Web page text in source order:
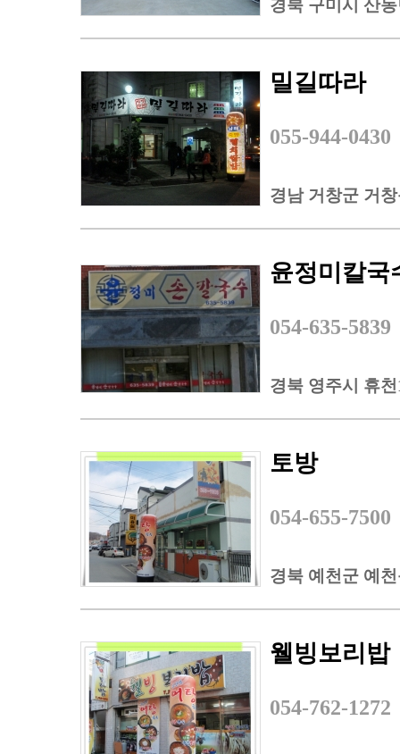
경북 구미시 산
밀길따라
055-944-0430
경남 거창군 거
윤정미칼국
054-635-5839
경북 영주시 휴
토방
054-655-7500
경북 예천군 예
웰빙보리밥
054-762-1272